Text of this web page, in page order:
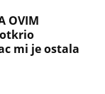
OVIM
otkrio
mi je ostala